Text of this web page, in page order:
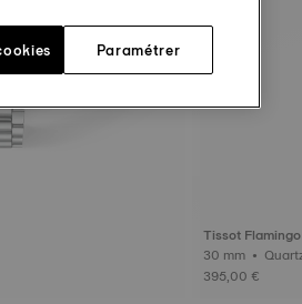
Tissot Flamingo
395,00 €
Paramétrer